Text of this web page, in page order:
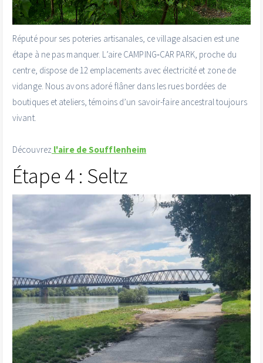
Réputé pour ses poteries artisanales, ce village alsacien est une
étape à ne pas manquer. L’aire CAMPING‑CAR PARK, proche du
centre, dispose de 12 emplacements avec électricité et zone de
vidange. Nous avons adoré flâner dans les rues bordées de
boutiques et ateliers, témoins d’un savoir-faire ancestral toujours
vivant.
Découvrez l'aire de Soufflenheim
Étape 4 : Seltz